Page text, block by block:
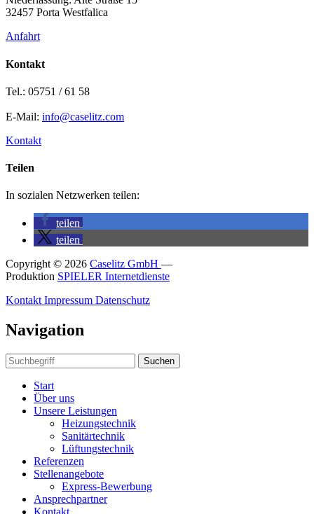
32457 Porta Westfalica
Anfahrt
Kontakt
Tel.: 05751 / 61 58
E-Mail: info@caselitz.com
Kontakt
Teilen
In sozialen Netzwerken teilen:
teilen
teilen
Copyright © 2026 Caselitz GmbH —
Produktion SPIELER Internetdienste
Kontakt Impressum Datenschutz
Navigation
Suchen
Start
Über uns
Unsere Leistungen
Heizungstechnik
Sanitärtechnik
Lüftungstechnik
Referenzen
Stellenangebote
Express-Bewerbung
Ansprechpartner